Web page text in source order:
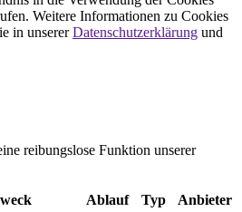
Weitere Informationen zu Cookies
in unsererDatenschutzerklärung und
reibungslose Funktion unserer
Ablauf Typ
Anbieter